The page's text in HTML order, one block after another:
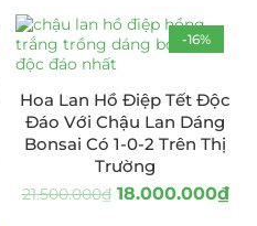
-16%
Hoa Lan Hồ Điệp Tết Độc
Đáo Với Chậu Lan Dáng
Bonsai Có 1-0-2 Trên Thị
Trường
21.500.000₫ 18.000.000₫